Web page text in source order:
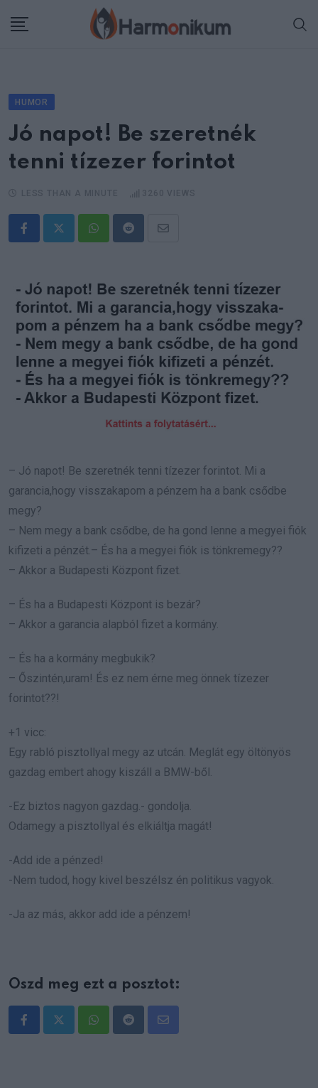
HUMOR
Jó napot! Be szeretnék
tenni tízezer forintot
WhatsappRedditShare
– Jó napot! Be szeretnék tenni tízezer forintot. Mi a
garancia,hogy visszakapom a pénzem ha a bank csődbe
megy?
– Nem megy a bank csődbe, de ha gond lenne a megyei fiók
kifizeti a pénzét.– És ha a megyei fiók is tönkremegy??
– Akkor a Budapesti Központ fizet.
– És ha a Budapesti Központ is bezár?
– Akkor a garancia alapból fizet a kormány.
– És ha a kormány megbukik?
– Őszintén,uram! És ez nem érne meg önnek tízezer
forintot??!
+1 vicc:
Egy rabló pisztollyal megy az utcán. Meglát egy öltönyös
gazdag embert ahogy kiszáll a BMW-ből.
-Ez biztos nagyon gazdag.- gondolja.
Odamegy a pisztollyal és elkiáltja magát!
-Add ide a pénzed!
-Nem tudod, hogy kivel beszélsz én politikus vagyok.
-Ja az más, akkor add ide a pénzem!
Oszd meg ezt a posztot:
WhatsappRedditShare